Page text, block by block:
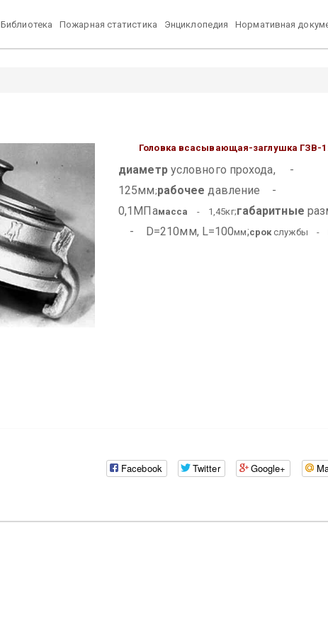
Библиотека Пожарная статистика Энциклопедия Нормативная
Головка всасывающая-заглушка ГЗВ-
диаметрусловного прохода, -
125мм;рабочее давление -
0,1МПамасса - 1,45кг;габаритные
- D=210мм, L=100мм;срок службы -
Facebook Twitter Google+